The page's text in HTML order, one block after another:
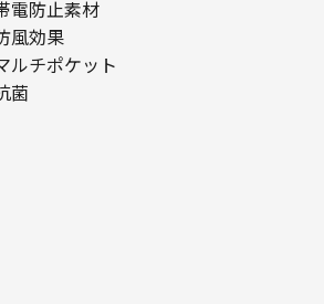
電防止素材
風効果
ルチポケット
菌